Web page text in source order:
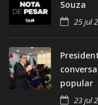
Souza
25 jul
popular
23 jul